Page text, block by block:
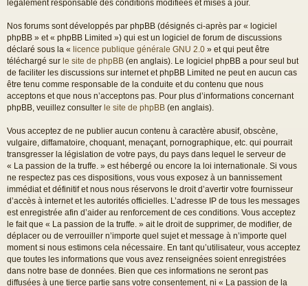
légalement responsable des conditions modifiées et mises à jour.
Nos forums sont développés par phpBB (désignés ci-après par « logiciel
phpBB » et « phpBB Limited ») qui est un logiciel de forum de discussions
déclaré sous la « licence publique générale GNU 2.0 » et qui peut être
téléchargé sur le site de phpBB (en anglais). Le logiciel phpBB a pour seul but
de faciliter les discussions sur internet et phpBB Limited ne peut en aucun cas
être tenu comme responsable de la conduite et du contenu que nous
acceptons et que nous n’acceptons pas. Pour plus d’informations concernant
phpBB, veuillez consulter le site de phpBB (en anglais).
Vous acceptez de ne publier aucun contenu à caractère abusif, obscène,
vulgaire, diffamatoire, choquant, menaçant, pornographique, etc. qui pourrait
transgresser la législation de votre pays, du pays dans lequel le serveur de
« La passion de la truffe. » est hébergé ou encore la loi internationale. Si vous
ne respectez pas ces dispositions, vous vous exposez à un bannissement
immédiat et définitif et nous nous réservons le droit d’avertir votre fournisseur
d’accès à internet et les autorités officielles. L’adresse IP de tous les messages
est enregistrée afin d’aider au renforcement de ces conditions. Vous acceptez
le fait que « La passion de la truffe. » ait le droit de supprimer, de modifier, de
déplacer ou de verrouiller n’importe quel sujet et message à n’importe quel
moment si nous estimons cela nécessaire. En tant qu’utilisateur, vous acceptez
que toutes les informations que vous avez renseignées soient enregistrées
dans notre base de données. Bien que ces informations ne seront pas
diffusées à une tierce partie sans votre consentement, ni « La passion de la